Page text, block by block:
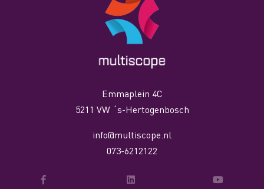
Emmaplein 4C
5211 VW ´s-Hertogenbosch
info@multiscope.nl
073-6212122